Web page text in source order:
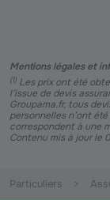
Mentions légales et
(1) Les prix ont été
l’issue de devis
Groupama.fr, tous
personnelles n’ont
correspondent à une
Contenu mis à jour le
Particuliers